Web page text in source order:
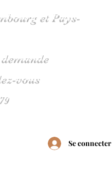
et Pays-
vous
Se connecter